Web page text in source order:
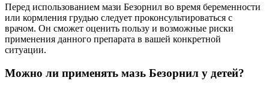
Перед использованием мази Безорнил во время беременности
или кормления грудью следует проконсультироваться с
врачом. Он сможет оценить пользу и возможные риски
применения данного препарата в вашей конкретной
ситуации.
Можно ли применять мазь Безорнил у детей?